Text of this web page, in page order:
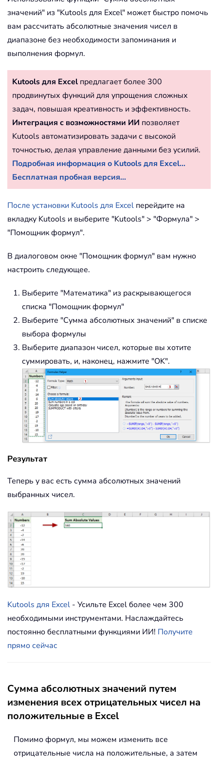
значений" из "Kutools для Excel" может быстро помочь
вам рассчитать абсолютные значения чисел в
диапазоне без необходимости запоминания и
выполнения формул.
Kutools для Excel предлагает более 300
продвинутых функций для упрощения сложных
задач, повышая креативность и эффективность.
Интеграция с возможностями ИИ позволяет
Kutools автоматизировать задачи с высокой
точностью, делая управление данными без усилий.
Подробная информация о Kutools для Excel...
Бесплатная пробная версия...
После установки Kutools для Excel перейдите на
вкладку Kutools и выберите "Kutools" > "Формула" >
"Помощник формул".
В диалоговом окне "Помощник формул" вам нужно
настроить следующее.
Выберите "Математика" из раскрывающегося
списка "Помощник формул"
Выберите "Сумма абсолютных значений" в списке
выбора формулы
Выберите диапазон чисел, которые вы хотите
суммировать, и, наконец, нажмите "OK".
Результат
Теперь у вас есть сумма абсолютных значений
выбранных чисел.
Kutools для Excel - Усильте Excel более чем 300
необходимыми инструментами. Наслаждайтесь
постоянно бесплатными функциями ИИ! Получите
прямо сейчас
Сумма абсолютных значений путем
изменения всех отрицательных чисел на
положительные в Excel
Помимо формул, мы можем изменить все
отрицательные числа на положительные, а затем